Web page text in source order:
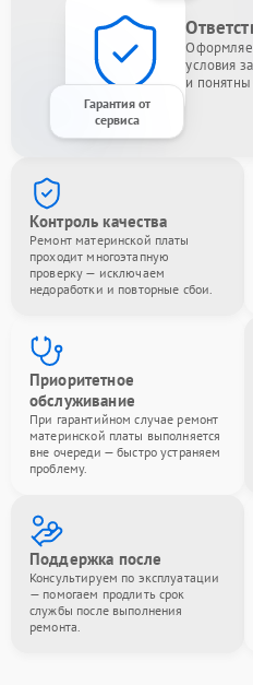
Гарантия от
сервиса
условия
и понятны
Контроль качества
Ремонт материнской платы
проходит многоэтапную
проверку — исключаем
недоработки и повторные сбои.
Приоритетное
обслуживание
При гарантийном случае ремонт
материнской платы выполняется
вне очереди — быстро устраняем
проблему.
Поддержка после
Консультируем по эксплуатации
— помогаем продлить срок
службы после выполнения
ремонта.